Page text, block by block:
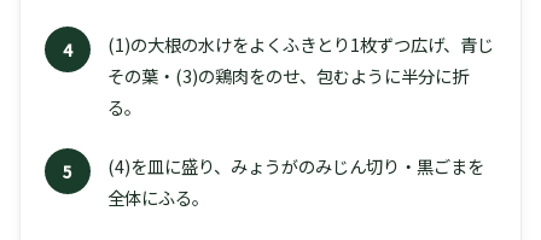
4
(1)の大根の水けをよくふきとり1枚ずつ広げ、青じ
その葉・(3)の鶏肉をのせ、包むように半分に折
る。
5
(4)を皿に盛り、みょうがのみじん切り・黒ごまを
全体にふる。